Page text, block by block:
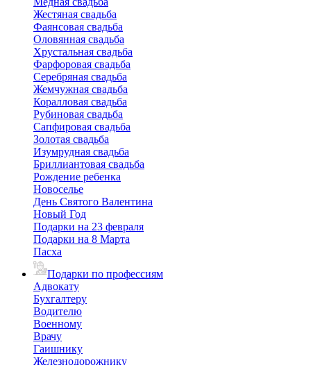
Жестяная свадьба
Фаянсовая свадьба
Оловянная свадьба
Хрустальная свадьба
Фарфоровая свадьба
Серебряная свадьба
Жемчужная свадьба
Коралловая свадьба
Рубиновая свадьба
Сапфировая свадьба
Золотая свадьба
Изумрудная свадьба
Бриллиантовая свадьба
Рождение ребенка
Новоселье
День Святого Валентина
Новый Год
Подарки на 23 февраля
Подарки на 8 Марта
Пасха
Подарки по профессиям
Адвокату
Бухгалтеру
Водителю
Военному
Врачу
Гаишнику
Железнодорожнику